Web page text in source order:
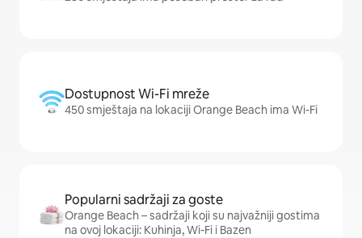
Dostupnost Wi-Fi mreže
450 smještaja na lokaciji Orange Beach ima Wi-Fi
Popularni sadržaji za goste
Orange Beach – sadržaji koji su najvažniji gostima
na ovoj lokaciji: Kuhinja, Wi-Fi i Bazen